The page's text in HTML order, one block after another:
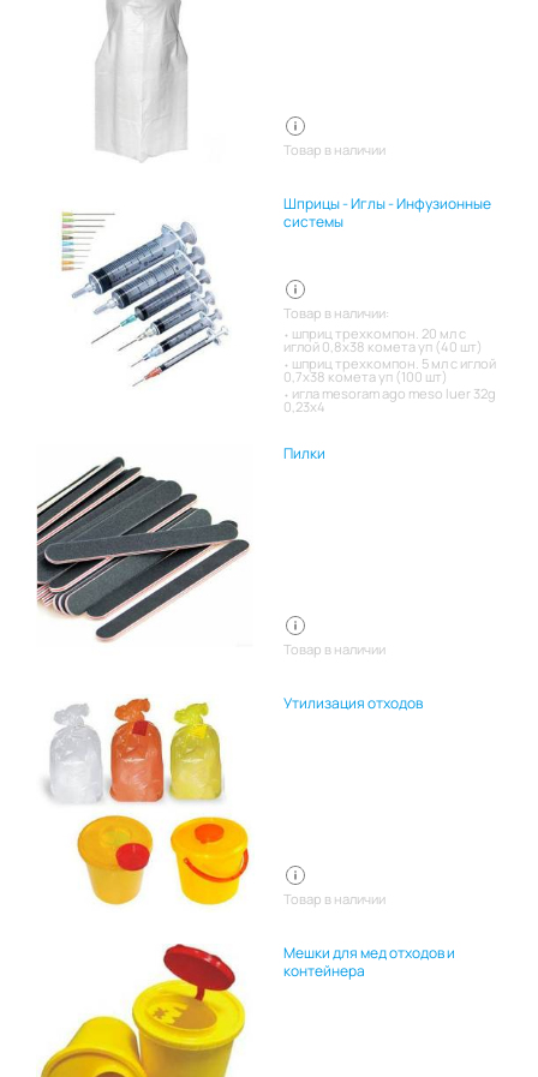
Товар в наличии
Шприцы - Иглы - Инфузионные
системы
Товар в наличии:
шприц трехкомпон. 20 мл с
иглой 0,8х38 комета уп (40 шт)
шприц трехкомпон. 5 мл с иглой
0,7х38 комета уп (100 шт)
игла mesoram ago meso luer 32g
0,23x4
Пилки
Товар в наличии
Утилизация отходов
Товар в наличии
Мешки для мед отходов и
контейнера